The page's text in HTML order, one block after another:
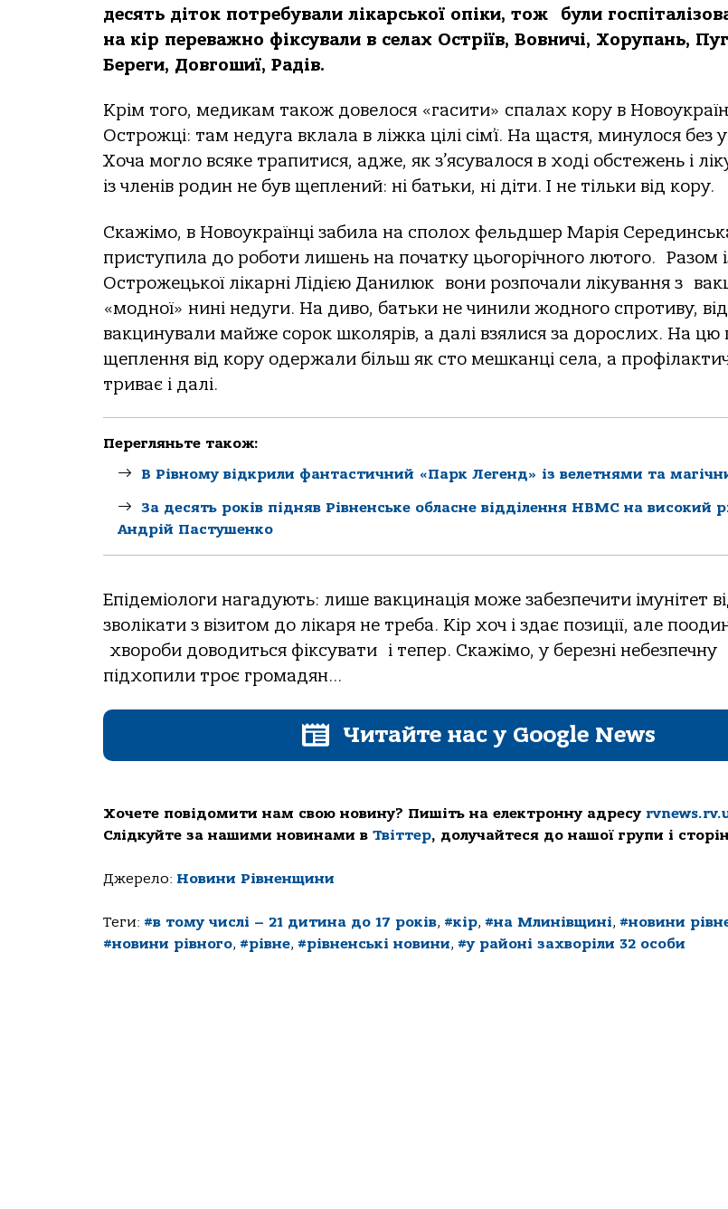
десять діток потребували лікарської опіки, тож були
на кір переважно фіксували в селах Остріїв, Вовничі, Хорупань,
Береги, Довгошиї, Радів.
Крім того, медикам також довелося «гасити» спалах кору в
Острожці: там недуга вклала в ліжка цілі сім’ї. На щастя, минулося без
Хоча могло всяке трапитися, адже, як з’ясувалося в ході обстежень і
із членів родин не був щеплений: ні батьки, ні діти. І не тільки від кору.
Скажімо, в Новоукраїнці забила на сполох фельдшер Марія
приступила до роботи лишень на початку цьогорічного лютого. Разом
Острожецької лікарні Лідією Данилюк вони розпочали лікування з
«модної» нині недуги. На диво, батьки не чинили жодного спротиву,
вакцинували майже сорок школярів, а далі взялися за дорослих. На цю
щеплення від кору одержали більш як сто мешканці села, а
триває і далі.
Перегляньте також:
В Рівному відкрили фантастичний «Парк Легенд» із велетнями та
За десять років підняв Рівненське обласне відділення НВМС на високий
Андрій Пастушенко
Епідеміологи нагадують: лише вакцинація може забезпечити імунітет
зволікати з візитом до лікаря не треба. Кір хоч і здає позиції, але
хвороби доводиться фіксувати і тепер. Скажімо, у березні
підхопили троє громадян…
Читайте нас у Google News
Хочете повідомити нам свою новину? Пишіть на електронну адресу
Слідкуйте за нашими новинами в Твіттер, долучайтеся до нашої групи і
Джерело: Новини Рівненщини
Теги: #в тому числі – 21 дитина до 17 років, #кір, #на Млинівщині, #новини
#новини рівного, #рівне, #рівненські новини, #у районі захворіли 32 особи